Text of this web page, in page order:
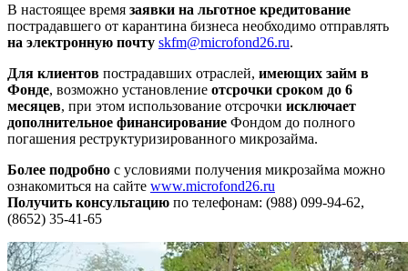
В настоящее время заявки на льготное кредитование
пострадавшего от карантина бизнеса необходимо отправлять
на электронную почту skfm@microfond26.ru.
Для клиентов пострадавших отраслей, имеющих займ в
Фонде, возможно установление отсрочки сроком до 6
месяцев, при этом использование отсрочки исключает
дополнительное финансирование Фондом до полного
погашения реструктуризированного микрозайма.
Более подробно с условиями получения микрозайма можно
ознакомиться на сайте www.microfond26.ru
Получить консультацию по телефонам: (988) 099-94-62,
(8652) 35-41-65